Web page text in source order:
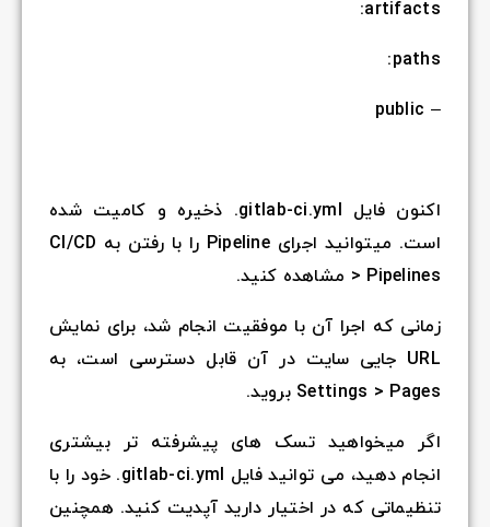
artifacts:
paths:
– public
اکنون فایل gitlab-ci.yml. ذخیره و کامیت شده
است. میتوانید اجرای Pipeline را با رفتن به CI/CD
> Pipelines مشاهده کنید.
زمانی که اجرا آن با موفقیت انجام شد، برای نمایش
URL جایی سایت در آن قابل دسترسی است، به
Settings > Pages بروید.
اگر میخواهید تسک های پیشرفته تر بیشتری
انجام دهید، می توانید فایل gitlab-ci.yml. خود را با
تنظیماتی که در اختیار دارید آپدیت کنید. همچنین